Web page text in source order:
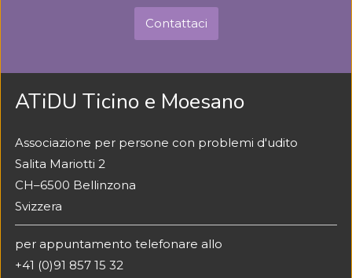
Contattaci
ATiDU Ticino e Moesano
Associazione per persone con problemi d'udito
Salita Mariotti 2
CH–6500 Bellinzona
Svizzera
per appuntamento telefonare allo
+41 (0)91 857 15 32